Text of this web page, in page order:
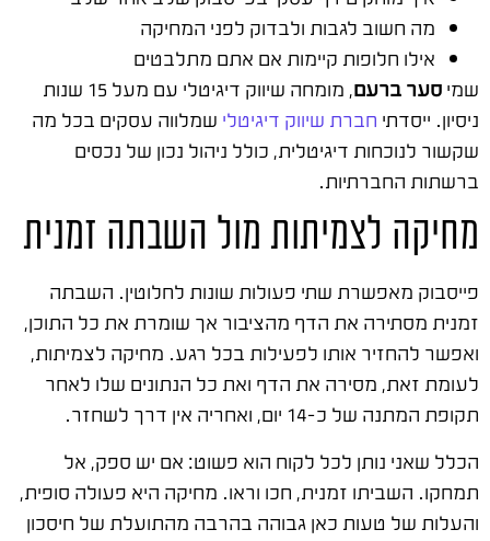
מה חשוב לגבות ולבדוק לפני המחיקה
אילו חלופות קיימות אם אתם מתלבטים
שמיסער ברעם
, מומחה שיווק דיגיטלי עם מעל 15 שנות
ניסיון. ייסדתי חברת שיווק דיגיטלי שמלווה עסקים בכל מה
שקשור לנוכחות דיגיטלית, כולל ניהול נכון של נכסים
ברשתות החברתיות.
מחיקה לצמיתות מול השבתה זמנית
פייסבוק מאפשרת שתי פעולות שונות לחלוטין. השבתה
זמנית מסתירה את הדף מהציבור אך שומרת את כל התוכן,
ואפשר להחזיר אותו לפעילות בכל רגע. מחיקה לצמיתות,
לעומת זאת, מסירה את הדף ואת כל הנתונים שלו לאחר
תקופת המתנה של כ-14 יום, ואחריה אין דרך לשחזר.
הכלל שאני נותן לכל לקוח הוא פשוט: אם יש ספק, אל
תמחקו. השביתו זמנית, חכו וראו. מחיקה היא פעולה סופית,
והעלות של טעות כאן גבוהה בהרבה מהתועלת של חיסכון